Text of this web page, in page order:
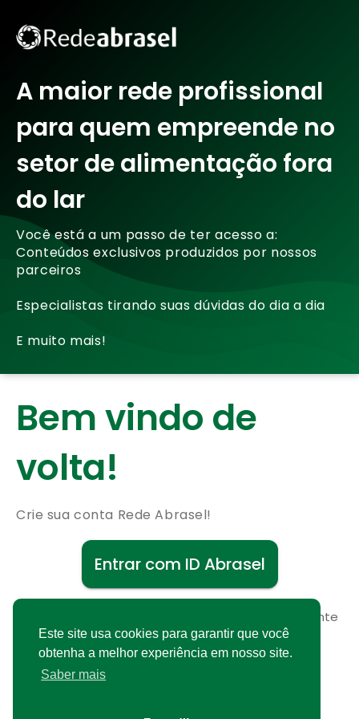
Este site usa cookies para garantir que você
obtenha a melhor experiência em nosso site.
Saber mais
A maior rede profissional
para quem empreende no
setor de alimentação fora
do lar
Você está a um passo de ter acesso a:
Conteúdos exclusivos produzidos por nossos
parceiros
Especialistas tirando suas dúvidas do dia a dia
E muito mais!
Bem vindo de
volta!
Crie sua conta Rede Abrasel!
Entrar com ID Abrasel
Cadastre-se gratuitamente